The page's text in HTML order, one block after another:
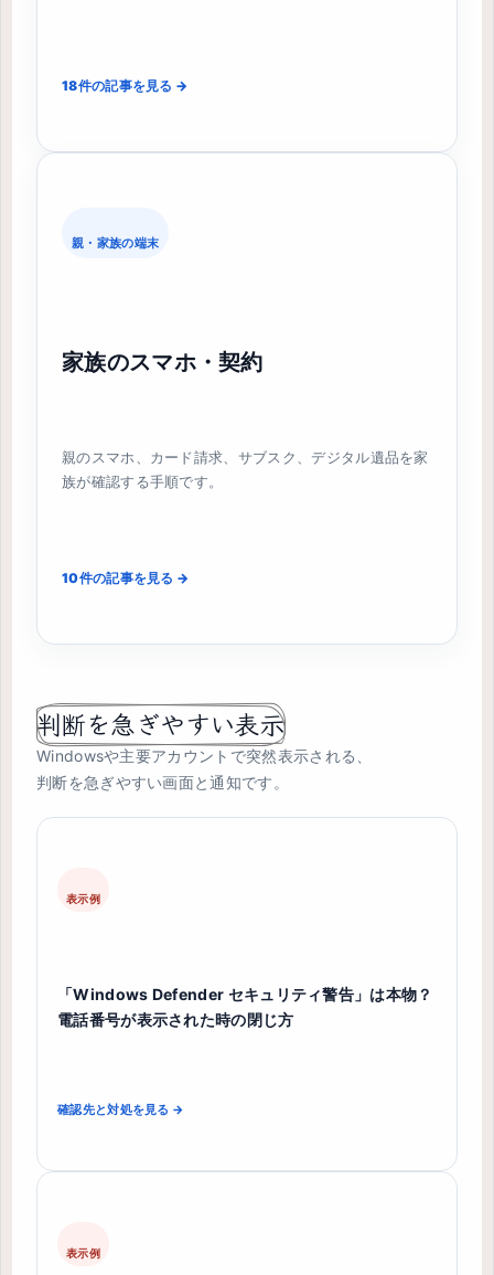
18件の記事を見る →
親・家族の端末
家族のスマホ・契約
親のスマホ、カード請求、サブスク、デジタル遺品を家
族が確認する手順です。
10件の記事を見る →
判断を急ぎやすい表示
Windowsや主要アカウントで突然表示される、
判断を急ぎやすい画面と通知です。
表示例
「Windows Defender セキュリティ警告」は本物？
電話番号が表示された時の閉じ方
確認先と対処を見る →
表示例